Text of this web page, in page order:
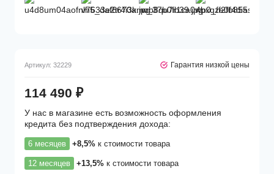
Артикул: 32229 Гарантия низкой цены
114 490 ₽
У нас в магазине есть возможность оформления
кредита без подтверждения дохода:
6 месяцев +8,5% к стоимости товара
12 месяцев +13,5% к стоимости товара